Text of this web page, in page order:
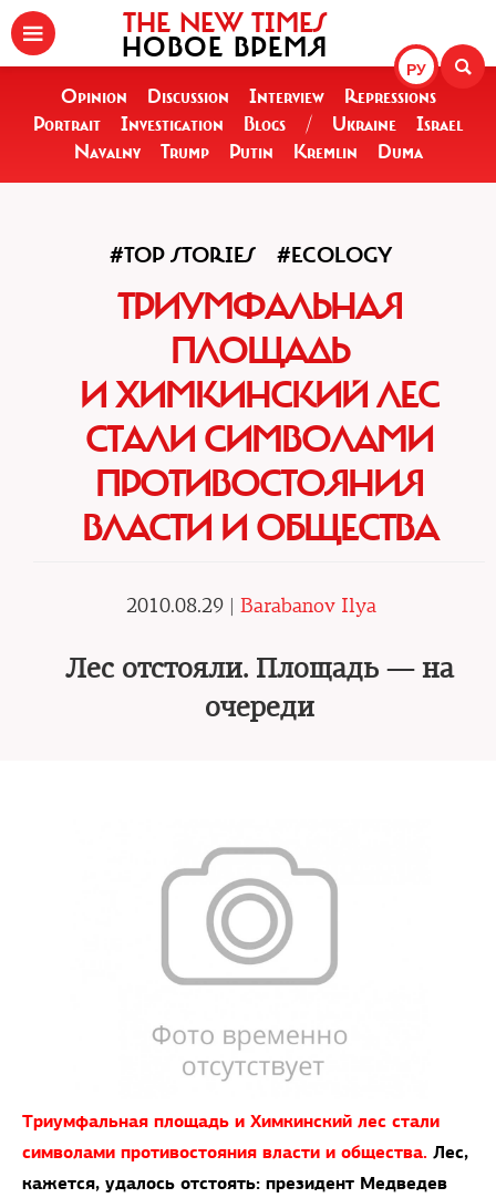
РУ
THE NEW TIMES
НОВОЕ ВРЕМЯ
Opinion Discussion Interview
Repressions
Portrait
Investigation Blogs / Ukraine
Israel
Navalny
Trump Putin Kremlin Duma
#TOP STORIES #ECOLOGY
ТРИУМФАЛЬНАЯ
ПЛОЩАДЬ
И ХИМКИНСКИЙ ЛЕС
СТАЛИ СИМВОЛАМИ
ПРОТИВОСТОЯНИЯ
ВЛАСТИ И ОБЩЕСТВА
2010.08.29 | Barabanov Ilya
Лес отстояли. Площадь — на
очереди
Триумфальная площадь и Химкинский лес стали
символами противостояния власти и общества. Лес,
кажется, удалось отстоять: президент Медведев